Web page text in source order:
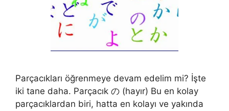
Parçacıkları öğrenmeye devam edelim mi? İşte
iki tane daha. Parçacık の (hayır) Bu en kolay
parçacıklardan biri, hatta en kolayı ve yakında